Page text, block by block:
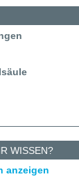
WISSEN?
anzeigen